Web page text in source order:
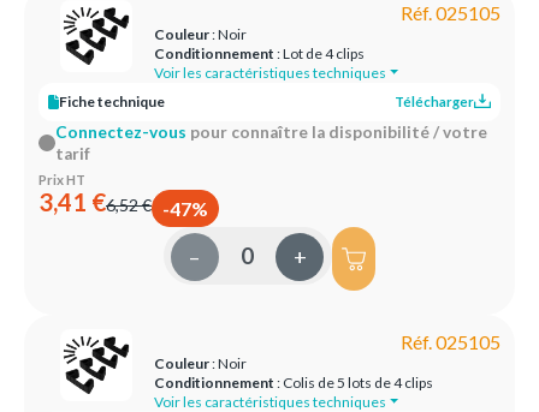
Réf. 025105
Couleur: Noir
Conditionnement : Lot de 4 clips
Voir les caractéristiques techniques
Fiche technique
Télécharger
Connectez-vous pour connaître la disponibilité / votre
tarif
Prix HT
3,41 €6,52 € -47%
– +
Réf. 025105
Couleur: Noir
Conditionnement : Colis de 5 lots de 4 clips
Voir les caractéristiques techniques